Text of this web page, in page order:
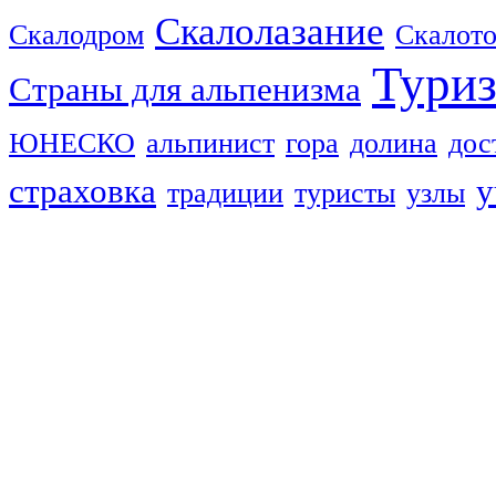
Скалодром Скалолазание
Страны для альпенизма
ЮНЕСКО альпинист гора долина
страховка традиции туристы узлы